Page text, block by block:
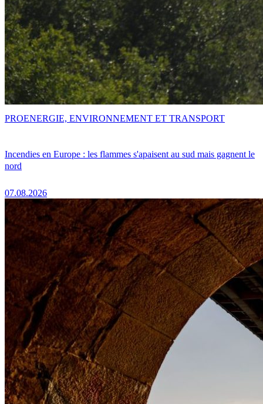
Incendies en Europe : les flammes s'apaisent au sud mais gagnent le
nord
07.08.2026
PROENERGIE, ENVIRONNEMENT ET TRANSPORT